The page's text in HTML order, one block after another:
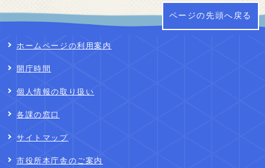
ページの先頭へ戻る
ホームページの利用案内
開庁時間
個人情報の取り扱い
各課の窓口
サイトマップ
市役所本庁舎のご案内